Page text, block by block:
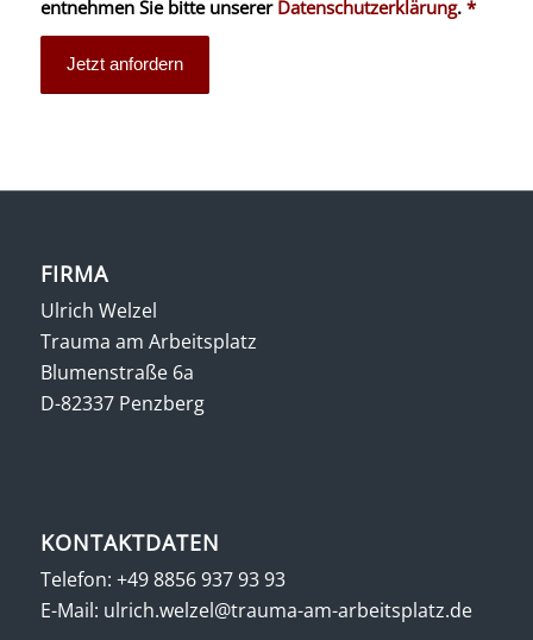
entnehmen Sie bitte unserer Datenschutzerklärung. *
FIRMA
Ulrich Welzel
Trauma am Arbeitsplatz
Blumenstraße 6a
D-82337 Penzberg
KONTAKTDATEN
Telefon: +49 8856 937 93 93
E-Mail: ulrich.welzel@trauma-am-arbeitsplatz.de